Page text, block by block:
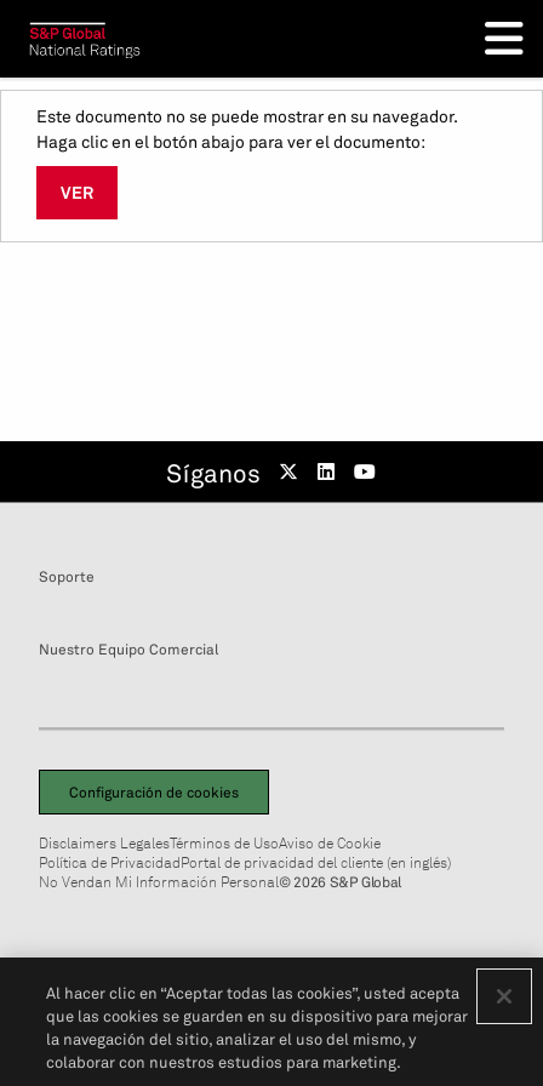
Este documento no se puede mostrar en su navegador.
Haga clic en el botón abajo para ver el documento:
VER
Síganos
Soporte
Nuestro Equipo Comercial
Configuración de cookies
Disclaimers LegalesTérminos de UsoAviso de Cookie
Política de PrivacidadPortal de privacidad del cliente (en inglés)
No Vendan Mi Información Personal© 2026 S&P Global
Al hacer clic en “Aceptar todas las cookies”, usted acepta
que las cookies se guarden en su dispositivo para mejorar
la navegación del sitio, analizar el uso del mismo, y
colaborar con nuestros estudios para marketing.